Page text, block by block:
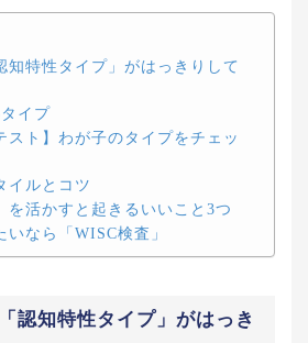
知特性タイプ」がはっきりして
イプ
スト】わが子のタイプをチェッ
イルとコツ
を活かすと起きるいいこと3つ
いなら「WISC検査」
認知特性タイプ」がはっき